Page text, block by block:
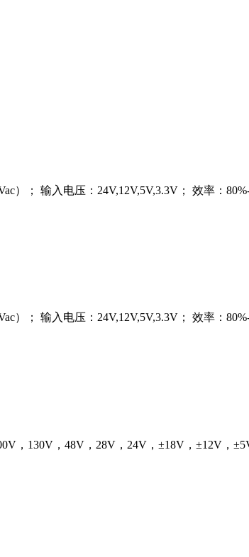
）； 输入电压：24V,12V,5V,3.3V； 效率：
）； 输入电压：24V,12V,5V,3.3V； 效率：
，130V，48V，28V，24V，±18V，±12V，